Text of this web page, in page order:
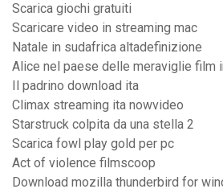
Scarica giochi gratuiti
Scaricare video in streaming mac
Natale in sudafrica altadefinizione
Alice nel paese delle meraviglie film
Il padrino download ita
Climax streaming ita nowvideo
Starstruck colpita da una stella 2
Scarica fowl play gold per pc
Act of violence filmscoop
Download mozilla thunderbird for